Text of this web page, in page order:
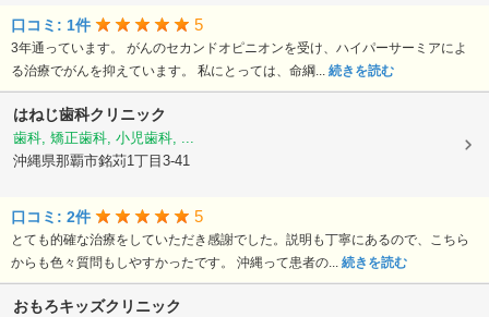
口コミ: 1件 5
3年通っています。 がんのセカンドオピニオンを受け、ハイパーサーミアによ
る治療でがんを抑えています。 私にとっては、命綱... 続きを読む
はねじ歯科クリニック
歯科, 矯正歯科, 小児歯科, ...
沖縄県那覇市銘苅1丁目3-41
口コミ: 2件 5
とても的確な治療をしていただき感謝でした。説明も丁寧にあるので、こちら
からも色々質問もしやすかったです。 沖縄って患者の... 続きを読む
おもろキッズクリニック